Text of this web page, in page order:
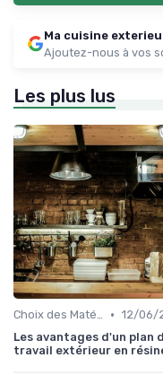
Ma cuisine
Ajoutez-nous à vos
Les plus lus
Choix des Matériaux et du Design • 12/06/
Les avantages d'un plan
travail extérieur en